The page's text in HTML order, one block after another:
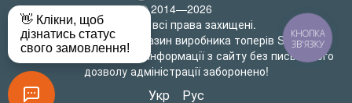
© 2014—2026
MatrasRoll всі права захищені.
Офіційний інтернет-магазин виробника топерів SleepTech
Будь-яке використання інформації з сайту без письмового
дозволу адміністрації заборонено!
Укр Рус
КНОПКА
ЗВ'ЯЗКУ